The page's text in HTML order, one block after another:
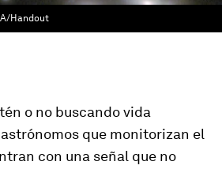
Handout
o no buscando vida
que monitorizan el
con una señal que no